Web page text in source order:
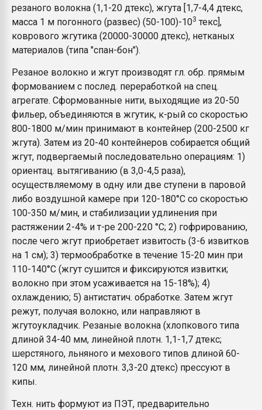
резаного волокна (1,1-20 дтекс), жгута [1,7-4,4 дтекс,
масса 1 м погонного (развес) (50-100)-103 текс],
коврового жгутика (20000-30000 дтекс), нетканых
материалов (типа "спан-бон").
Резаное волокно и жгут производят гл. обр. прямым
формованием с послед. переработкой на спец.
агрегате. Сформованные нити, выходящие из 20-50
фильер, объединяются в жгутик, к-рый со скоростью
800-1800 м/мин принимают в контейнер (200-2500 кг
жгута). Затем из 20-40 контейнеров собирается общий
жгут, подвергаемый последовательно операциям: 1)
ориентац. вытягиванию (в 3,0-4,5 раза),
осуществляемому в одну или две ступени в паровой
либо воздушной камере при 120-180°С со скоростью
100-350 м/мин, и стабилизации удлинения при
растяжении 2-4% и т-ре 200-220 °С; 2) гофрированию,
после чего жгут приобретает извитость (3-6 извитков
на 1 см); 3) термообработке в течение 15-20 мин при
110-140°С (жгут сушится и фиксируются извитки;
волокно при этом усаживается на 15-18%); 4)
охлаждению; 5) антистатич. обработке. Затем жгут
режут, получая волокно, или направляют в
жгутоукладчик. Резаные волокна (хлопкового типа
длиной 34-40 мм, линейной плотн. 1,1-1,7 дтекс;
шерстяного, льняного и мехового типов длиной 60-
120 мм, линейной плотн. 3,3-20 дтекс) прессуют в
кипы.
Техн. нить формуют из ПЭТ, предварительно